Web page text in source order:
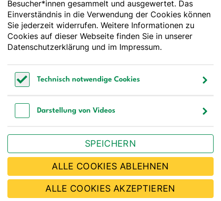
Godesberger Allee 136
53175 Bonn
Tel:+49 228 3776-600
Fax:+49 228 3776-800
webmaster@dge.de
[socialLinksTitle]
BlueskyLinkedIn
Bestellen Sie unseren Newsletter
JETZT ABONNIEREN
Besucher*innen gesammelt und ausgewertet. Das
Einverständnis in die Verwendung der Cookies können
Sie jederzeit widerrufen. Weitere Informationen zu
Cookies auf dieser Webseite finden Sie in unserer
Datenschutzerklärung und im Impressum.
Technisch notwendige Cookies
Darstellung von Videos
SPEICHERN
ALLE COOKIES ABLEHNEN
ALLE COOKIES AKZEPTIEREN